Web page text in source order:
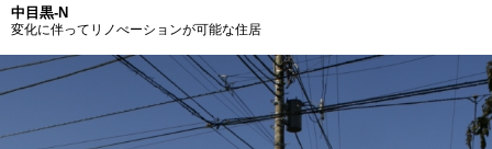
中目黒-N
変化に伴ってリノべーションが可能な住居